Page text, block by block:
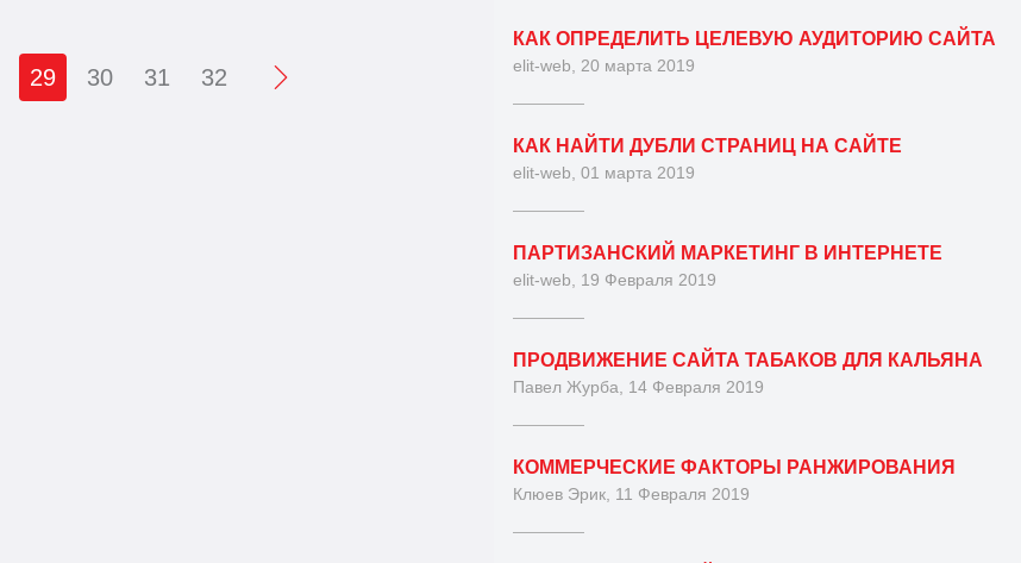
29 30 31 32
КАК ОПРЕДЕЛИТЬ ЦЕЛЕВУЮ АУДИТОРИЮ САЙТА
elit-web, 20 марта 2019
КАК НАЙТИ ДУБЛИ СТРАНИЦ НА САЙТЕ
elit-web, 01 марта 2019
ПАРТИЗАНСКИЙ МАРКЕТИНГ В ИНТЕРНЕТЕ
elit-web, 19 Февраля 2019
ПРОДВИЖЕНИЕ САЙТА ТАБАКОВ ДЛЯ КАЛЬЯНА
Павел Журба, 14 Февраля 2019
КОММЕРЧЕСКИЕ ФАКТОРЫ РАНЖИРОВАНИЯ
Клюев Эрик, 11 Февраля 2019